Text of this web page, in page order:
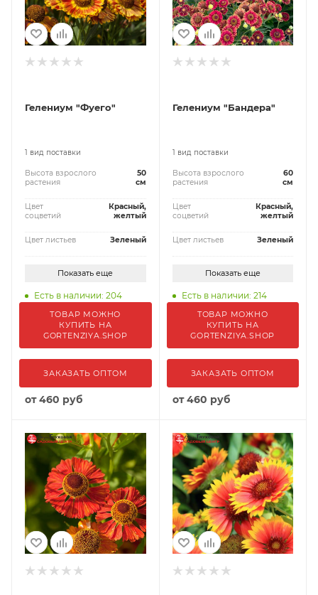
Гелениум "Фуего"
1 вид поставки
Высота взрослого
растения
50
см
Цвет
соцветий
Красный,
желтый
Цвет листьев Зеленый
Показать еще
Есть в наличии: 204
ТОВАР МОЖНО
КУПИТЬ НА
GORTENZIYA.SHOP
ЗАКАЗАТЬ ОПТОМ
от460 руб
Гелениум "Бандера"
1 вид поставки
Высота взрослого
растения
60
см
Цвет
соцветий
Красный,
желтый
Цвет листьев Зеленый
Показать еще
Есть в наличии: 214
ТОВАР МОЖНО
КУПИТЬ НА
GORTENZIYA.SHOP
ЗАКАЗАТЬ ОПТОМ
от460 руб